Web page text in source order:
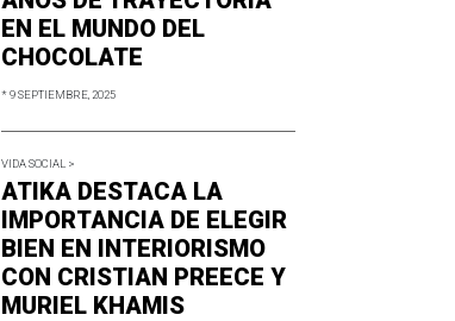
EN EL MUNDO DEL
CHOCOLATE
* 9 SEPTIEMBRE, 2025
VIDA SOCIAL >
ATIKA DESTACA LA
IMPORTANCIA DE ELEGIR
BIEN EN INTERIORISMO
CON CRISTIAN PREECE Y
MURIEL KHAMIS